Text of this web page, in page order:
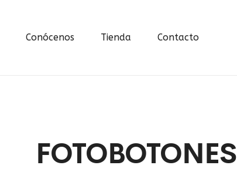
Conócenos Tienda Contacto
FOTOBOTONES